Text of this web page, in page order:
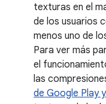
texturas en el
de los usuarios
menos uno de
Para ver más
el
las
de Google Play